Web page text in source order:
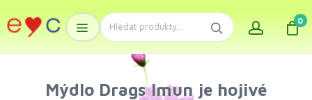
0
Mýdlo Drags Imun je hojivé